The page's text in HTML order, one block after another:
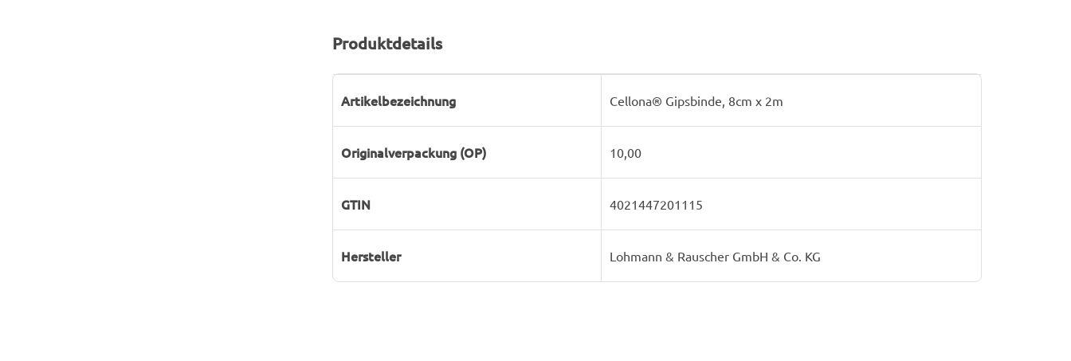
Produktdetails
Artikelbezeichnung Cellona® Gipsbinde, 8cm x 2m
Originalverpackung (OP) 10,00
GTIN 4021447201115
Hersteller Lohmann & Rauscher GmbH & Co. KG